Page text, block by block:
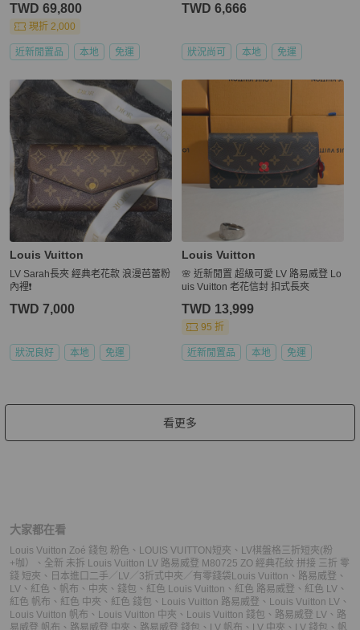
TWD 69,800
現折 2,000
近新閒置品 本地 免運
TWD 6,666
狀況尚可 本地 免運
Louis Vuitton
LV Sarah長夾 經典老花款 浪漫芭蕾粉
內裡❗️
TWD 7,000
狀況良好 本地 免運
Louis Vuitton
🌸 近新閒置 超級可愛 LV 路易威登 Lo
uis Vuitton 老花信封 扣式長夾
TWD 13,999
95 折
近新閒置品 本地 免運
看更多
大家都在看
Louis Vuitton Zoé 錢包 粉色 、 LOUIS VUITTON短夾 、 LV棋盤格三折短夾(粉
+咖）
、 全新 未拆 Louis Vuitton LV 路易威登 M80725 ZO 經典花紋 拼接 三折 零
錢 短夾 、 日本進口二手／LV／3折式中夾／有零錢袋Louis Vuitton 、 路易威登 、
LV 、 紅色 、 帆布 、 中夾 、 錢包 、 紅色 Louis Vuitton 、 紅色 路易威登 、 紅色 LV 、
紅色 帆布 、 紅色 中夾 、 紅色 錢包 、 Louis Vuitton 路易威登 、 Louis Vuitton LV 、
Louis Vuitton 帆布 、 Louis Vuitton 中夾 、 Louis Vuitton 錢包 、 路易威登 LV 、 路
易威登 帆布 、 路易威登 中夾 、 路易威登 錢包 、 LV 帆布 、 LV 中夾 、 LV 錢包 、 帆